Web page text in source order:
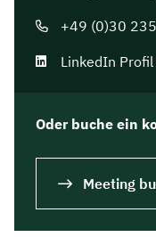
+49 (0)30
LinkedIn
Oder buche ein
Meeting